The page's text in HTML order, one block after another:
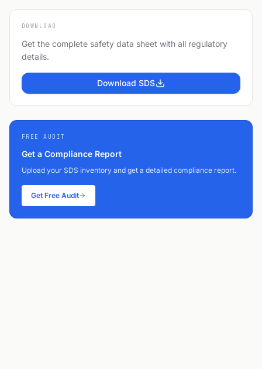
DOWNLOAD
Get the complete safety data sheet with all regulatory
details.
Download SDS
FREE AUDIT
Get a Compliance Report
Upload your SDS inventory and get a detailed compliance report.
Get Free Audit